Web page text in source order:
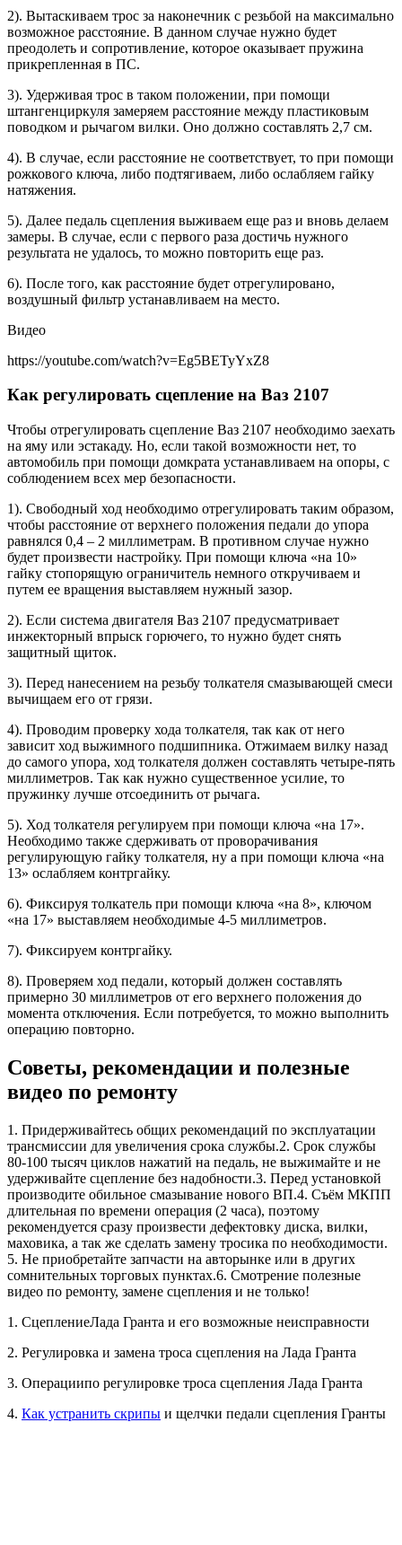
2). Вытаскиваем трос за наконечник с резьбой на максимально
возможное расстояние. В данном случае нужно будет
преодолеть и сопротивление, которое оказывает пружина
прикрепленная в ПС.
3). Удерживая трос в таком положении, при помощи
штангенциркуля замеряем расстояние между пластиковым
поводком и рычагом вилки. Оно должно составлять 2,7 см.
4). В случае, если расстояние не соответствует, то при помощи
рожкового ключа, либо подтягиваем, либо ослабляем гайку
натяжения.
5). Далее педаль сцепления выживаем еще раз и вновь делаем
замеры. В случае, если с первого раза достичь нужного
результата не удалось, то можно повторить еще раз.
6). После того, как расстояние будет отрегулировано,
воздушный фильтр устанавливаем на место.
Видео
https://youtube.com/watch?v=Eg5BETyYxZ8
Как регулировать сцепление на Ваз 2107
Чтобы отрегулировать сцепление Ваз 2107 необходимо заехать
на яму или эстакаду. Но, если такой возможности нет, то
автомобиль при помощи домкрата устанавливаем на опоры, с
соблюдением всех мер безопасности.
1). Свободный ход необходимо отрегулировать таким образом,
чтобы расстояние от верхнего положения педали до упора
равнялся 0,4 – 2 миллиметрам. В противном случае нужно
будет произвести настройку. При помощи ключа «на 10»
гайку стопорящую ограничитель немного откручиваем и
путем ее вращения выставляем нужный зазор.
2). Если система двигателя Ваз 2107 предусматривает
инжекторный впрыск горючего, то нужно будет снять
защитный щиток.
3). Перед нанесением на резьбу толкателя смазывающей смеси
вычищаем его от грязи.
4). Проводим проверку хода толкателя, так как от него
зависит ход выжимного подшипника. Отжимаем вилку назад
до самого упора, ход толкателя должен составлять четыре-пять
миллиметров. Так как нужно существенное усилие, то
пружинку лучше отсоединить от рычага.
5). Ход толкателя регулируем при помощи ключа «на 17».
Необходимо также сдерживать от проворачивания
регулирующую гайку толкателя, ну а при помощи ключа «на
13» ослабляем контргайку.
6). Фиксируя толкатель при помощи ключа «на 8», ключом
«на 17» выставляем необходимые 4-5 миллиметров.
7). Фиксируем контргайку.
8). Проверяем ход педали, который должен составлять
примерно 30 миллиметров от его верхнего положения до
момента отключения. Если потребуется, то можно выполнить
операцию повторно.
Советы, рекомендации и полезные
видео по ремонту
1. Придерживайтесь общих рекомендаций по эксплуатации
трансмиссии для увеличения срока службы.2. Срок службы
80-100 тысяч циклов нажатий на педаль, не выжимайте и не
удерживайте сцепление без надобности.3. Перед установкой
производите обильное смазывание нового ВП.4. Съём МКПП
длительная по времени операция (2 часа), поэтому
рекомендуется сразу произвести дефектовку диска, вилки,
маховика, а так же сделать замену тросика по необходимости.
5. Не приобретайте запчасти на авторынке или в других
сомнительных торговых пунктах.6. Смотрение полезные
видео по ремонту, замене сцепления и не только!
1. СцеплениеЛада Гранта и его возможные неисправности
2. Регулировка и замена троса сцепления на Лада Гранта
3. Операциипо регулировке троса сцепления Лада Гранта
4. Как устранить скрипы и щелчки педали сцепления Гранты